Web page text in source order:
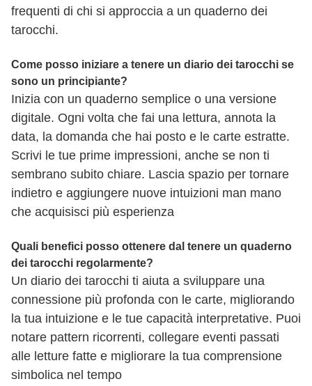
frequenti di chi si approccia a un quaderno dei
tarocchi.
Come posso iniziare a tenere un diario dei tarocchi se
sono un principiante?
Inizia con un quaderno semplice o una versione
digitale. Ogni volta che fai una lettura, annota la
data, la domanda che hai posto e le carte estratte.
Scrivi le tue prime impressioni, anche se non ti
sembrano subito chiare. Lascia spazio per tornare
indietro e aggiungere nuove intuizioni man mano
che acquisisci più esperienza
Quali benefici posso ottenere dal tenere un quaderno
dei tarocchi regolarmente?
Un diario dei tarocchi ti aiuta a sviluppare una
connessione più profonda con le carte, migliorando
la tua intuizione e le tue capacità interpretative. Puoi
notare pattern ricorrenti, collegare eventi passati
alle letture fatte e migliorare la tua comprensione
simbolica nel tempo